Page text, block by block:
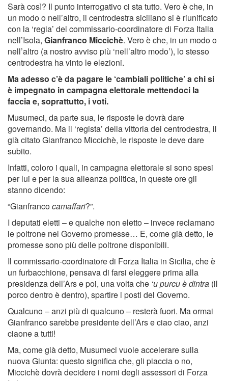
Sarà così? Il punto interrogativo ci sta tutto. Vero è che, in
un modo o nell’altro, il centrodestra siciliano si è riunificato
con la ‘regia’ del commissario-coordinatore di Forza Italia
nell’Isola, Gianfranco Miccichè. Vero è che, in un modo o
nell’altro (a nostro avviso più ‘nell’altro modo’), lo stesso
centrodestra ha vinto le elezioni.
Ma adesso c’è da pagare le ‘cambiali politiche’ a chi si
è impegnato in campagna elettorale mettendoci la
faccia e, soprattutto, i voti.
Musumeci, da parte sua, le risposte le dovrà dare
governando. Ma il ‘regista’ della vittoria del centrodestra, il
già citato Gianfranco Miccichè, le risposte le deve dare
subito.
Infatti, coloro i quali, in campagna elettorale si sono spesi
per lui e per la sua alleanza politica, in queste ore gli
stanno dicendo:
“Gianfrancocamaffari?”.
I deputati eletti – e qualche non eletto – invece reclamano
le poltrone nel Governo promesse… E, come già detto, le
promesse sono più delle poltrone disponibili.
Il commissario-coordinatore di Forza Italia in Sicilia, che è
un furbacchione, pensava di farsi eleggere prima alla
presidenza dell’Ars e poi, una volta che ‘u purcu è dintra (il
porco dentro è dentro), spartire i posti del Governo.
Qualcuno – anzi più di qualcuno – resterà fuori. Ma ormai
Gianfranco sarebbe presidente dell’Ars e ciao ciao, anzi
ciaone a tutti!
Ma, come già detto, Musumeci vuole accelerare sulla
nuova Giunta: questo significa che, gli piaccia o no,
Miccichè dovrà decidere i nomi degli assessori di Forza